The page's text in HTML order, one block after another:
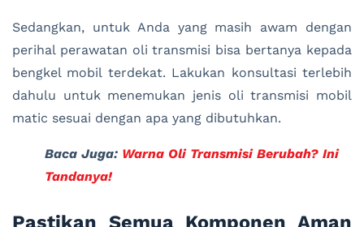
Sedangkan, untuk Anda yang masih awam dengan
perihal perawatan oli transmisi bisa bertanya kepada
bengkel mobil terdekat. Lakukan konsultasi terlebih
dahulu untuk menemukan jenis oli transmisi mobil
matic sesuai dengan apa yang dibutuhkan.
Baca Juga: Warna Oli Transmisi Berubah? Ini
Tandanya!
Pastikan Semua Komponen Aman